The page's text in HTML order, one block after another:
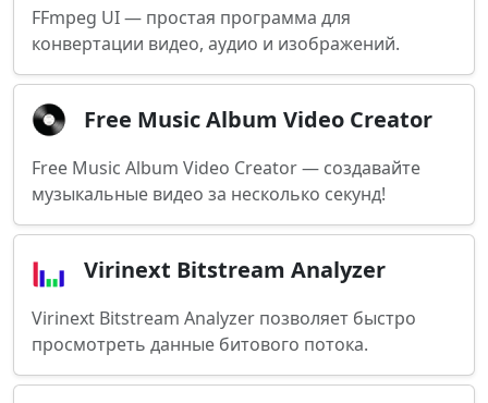
FFmpeg UI — простая программа для
конвертации видео, аудио и изображений.
Free Music Album Video Creator
Free Music Album Video Creator — создавайте
музыкальные видео за несколько секунд!
Virinext Bitstream Analyzer
Virinext Bitstream Analyzer позволяет быстро
просмотреть данные битового потока.